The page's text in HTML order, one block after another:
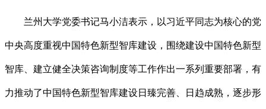
兰州大学党委书记马小洁表示，以习近平同志为核心的党
中央高度重视中国特色新型智库建设，围绕建设中国特色新型
智库、建立健全决策咨询制度等工作作出一系列重要部署，有
力推动了中国特色新型智库建设日臻完善、日趋成熟，逐步形